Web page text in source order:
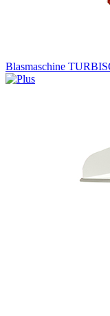
Blasmaschine